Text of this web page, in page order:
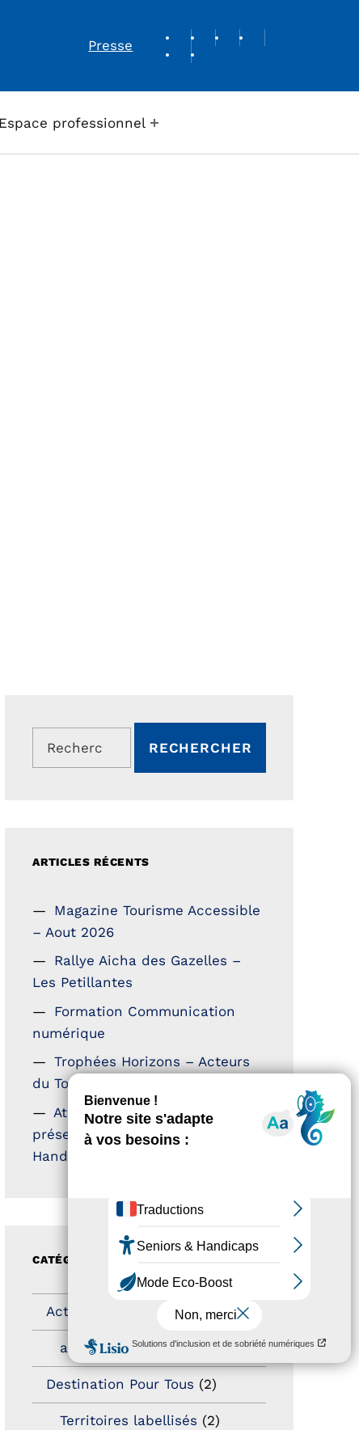
Presse
REVUE DE PRESSE
Espace professionnel
Rechercher :
ARTICLES RÉCENTS
Magazine Tourisme Accessible
– Aout 2026
Rallye Aicha des Gazelles –
Les Petillantes
Formation Communication
numérique
Trophées Horizons – Acteurs
du Tourisme Durable
Atout France – flyer
présentation label Tourisme &
Handicap
CATÉGORIES
Actualités
actualités(21)
Destination Pour Tous (2)
Territoires labellisés (2)